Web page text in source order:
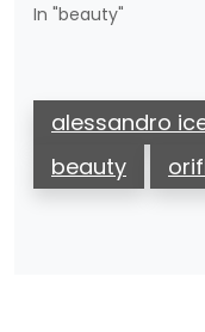
In "beauty"
alessandro
beauty